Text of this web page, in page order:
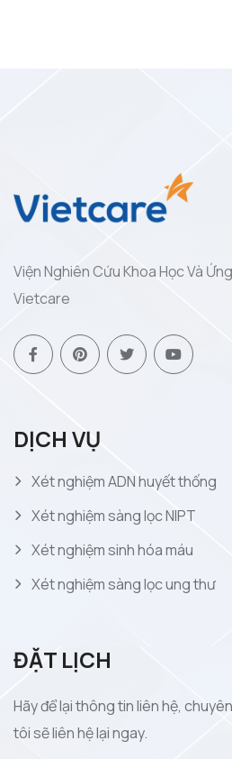
Viện Nghiên Cứu Khoa Học Và
Vietcare
DỊCH VỤ
Xét nghiệm ADN huyết thống
Xét nghiệm sàng lọc NIPT
Xét nghiệm sinh hóa máu
Xét nghiệm sàng lọc ung thư
ĐẶT LỊCH
Hãy để lại thông tin liên hệ,
tôi sẽ liên hệ lại ngay.